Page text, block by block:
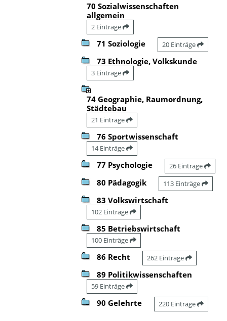
70 Sozialwissenschaften
allgemein
2 Einträge
71 Soziologie 20 Einträge
73 Ethnologie, Volkskunde
3 Einträge
74 Geographie, Raumordnung,
Städtebau
21 Einträge
76 Sportwissenschaft
14 Einträge
77 Psychologie 26 Einträge
80 Pädagogik 113 Einträge
83 Volkswirtschaft
102 Einträge
85 Betriebswirtschaft
100 Einträge
86 Recht 262 Einträge
89 Politikwissenschaften
59 Einträge
90 Gelehrte 220 Einträge